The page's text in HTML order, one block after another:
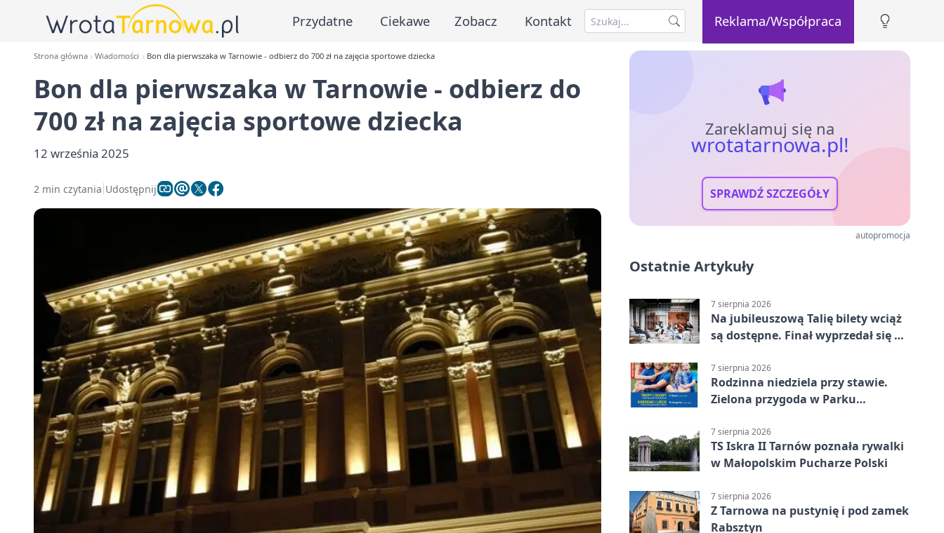
Przydatne Ciekawe Zobacz Kontakt Reklama/Współpraca
Strona główna Wiadomości Bon dla pierwszaka w Tarnowie - odbierz do 700 zł na zajęcia sportowe dziecka
Bon dla pierwszaka w Tarnowie - odbierz do
700 zł na zajęcia sportowe dziecka
12 września 2025
2 min czytania Udostępnij
Zareklamuj się na
wrotatarnowa.pl!
SPRAWDŹ SZCZEGÓŁY
autopromocja
Ostatnie Artykuły
7 sierpnia 2026
Na jubileuszową Talię bilety wciąż
są dostępne. Finał wyprzedał się w
7 sierpnia 2026
Rodzinna niedziela przy stawie.
Zielona przygoda w Parku
7 sierpnia 2026
TS Iskra II Tarnów poznała rywalki
w Małopolskim Pucharze Polski
7 sierpnia 2026
Z Tarnowa na pustynię i pod zamek
Rabsztyn